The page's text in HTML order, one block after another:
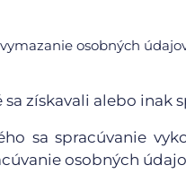
osobných
získavali alebo inak
sa spracúvanie
osobných